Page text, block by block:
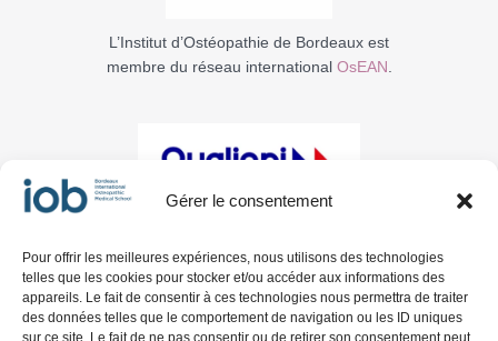
Gérer le consentement
Pour offrir les meilleures expériences, nous utilisons des technologies
telles que les cookies pour stocker et/ou accéder aux informations des
appareils. Le fait de consentir à ces technologies nous permettra de traiter
des données telles que le comportement de navigation ou les ID uniques
sur ce site. Le fait de ne pas consentir ou de retirer son consentement peut
L’Institut d’Ostéopathie de Bordeaux est
membre du réseau international OsEAN
La certification qualité a été délivrée à IOB au titre
de la catégorie : ACTION DE FORMATION.